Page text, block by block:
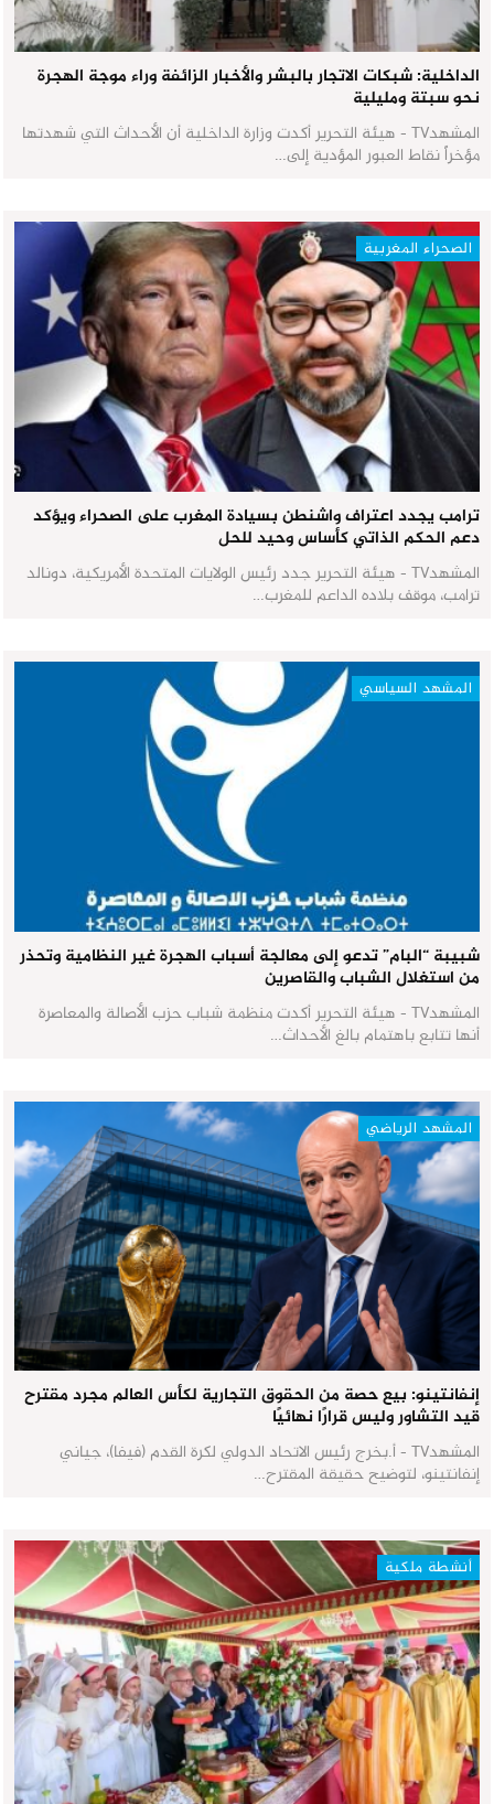
الداخلية: شبكات الاتجار بالبشر والأخبار الزائفة وراء موجة الهجرة
نحو سبتة ومليلية
المشهدTV - هيئة التحرير أكدت وزارة الداخلية أن الأحداث التي شهدتها
مؤخراً نقاط العبور المؤدية إلى…
الصحراء المغربية
ترامب يجدد اعتراف واشنطن بسيادة المغرب على الصحراء ويؤكد
دعم الحكم الذاتي كأساس وحيد للحل
المشهدTV - هيئة التحرير جدد رئيس الولايات المتحدة الأمريكية، دونالد
ترامب، موقف بلاده الداعم للمغرب…
المشهد السياسي
شبيبة “البام” تدعو إلى معالجة أسباب الهجرة غير النظامية وتحذر
من استغلال الشباب والقاصرين
المشهدTV - هيئة التحرير أكدت منظمة شباب حزب الأصالة والمعاصرة
أنها تتابع باهتمام بالغ الأحداث…
المشهد الرياضي
إنفانتينو: بيع حصة من الحقوق التجارية لكأس العالم مجرد مقترح
قيد التشاور وليس قرارًا نهائيًا
المشهدTV - أ.بخرج رئيس الاتحاد الدولي لكرة القدم (فيفا)، جياني
إنفانتينو، لتوضيح حقيقة المقترح…
أنشطة ملكية